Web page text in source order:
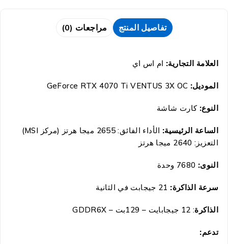
تفاصيل المنتج مراجعات (0)
العلامة التجارية:ام اس اي
الموديل:GeForce RTX 4070 Ti VENTUS 3X OC
النوع: كارت شاشة
الساعة الرئيسية:
الأداء الفائق: 2655 ميجا هرتز (مركز MSI)
التعزيز: 2640 ميجا هرتز
النوى:7680 وحدة
سرعة الذاكرة: 21 جيجابت في الثانية
الذاكرة: 12 جيجابايت – 129بت – GDDR6X
تدعم: